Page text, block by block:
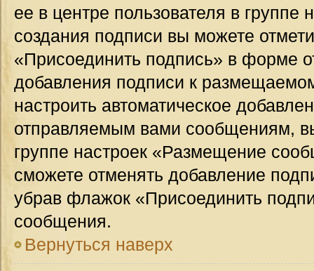
ее в центре пользователя в
создания подписи вы можете
«Присоединить подпись» в форме
добавления подписи к
настроить автоматическое
отправляемым вами сообщениям,
группе настроек «Размещение
сможете отменять добавление
убрав флажок «Присоединить
сообщения.
Вернуться наверх